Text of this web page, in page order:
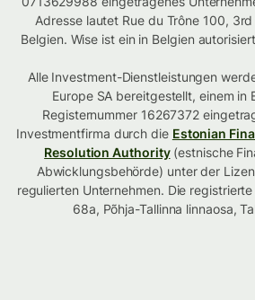
Adresse lautet Rue du Trône 100,
Belgien. Wise ist ein in Belgien
Alle Investment-Dienstleistungen
Europe SA bereitgestellt, einem in
Registernummer 16267372
Investmentfirma durch die Estonian
Resolution Authority(estnische
Abwicklungsbehörde) unter der
regulierten Unternehmen. Die
68a, Põhja-Tallinna linnaosa,